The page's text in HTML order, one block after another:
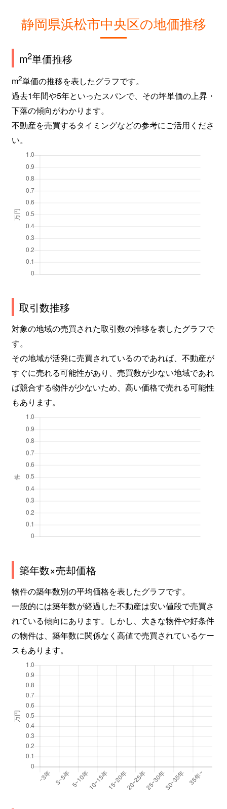
静岡県浜松市中央区の地価推移
m2単価推移
m2単価の推移を表したグラフです。
過去1年間や5年といったスパンで、その坪単価の上昇・
下落の傾向がわかります。
不動産を売買するタイミングなどの参考にご活用くださ
い。
取引数推移
対象の地域の売買された取引数の推移を表したグラフで
す。
その地域が活発に売買されているのであれば、不動産が
すぐに売れる可能性があり、売買数が少ない地域であれ
ば競合する物件が少ないため、高い価格で売れる可能性
もあります。
築年数×売却価格
物件の築年数別の平均価格を表したグラフです。
一般的には築年数が経過した不動産は安い値段で売買さ
れている傾向にあります。しかし、大きな物件や好条件
の物件は、築年数に関係なく高値で売買されているケー
スもあります。